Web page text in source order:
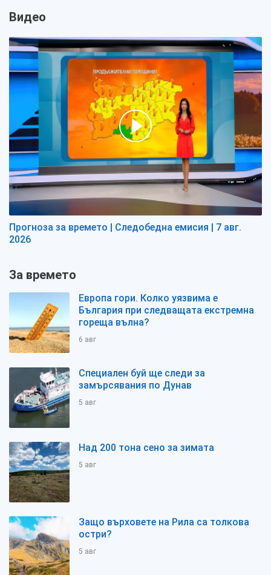
Видео
Прогноза за времето | Следобедна емисия | 7 авг.
2026
За времето
Европа гори. Колко уязвима е
България при следващата екстремна
гореща вълна?
6 авг
Специален буй ще следи за
замърсявания по Дунав
5 авг
Над 200 тона сено за зимата
5 авг
Защо върховете на Рила са толкова
остри?
5 авг